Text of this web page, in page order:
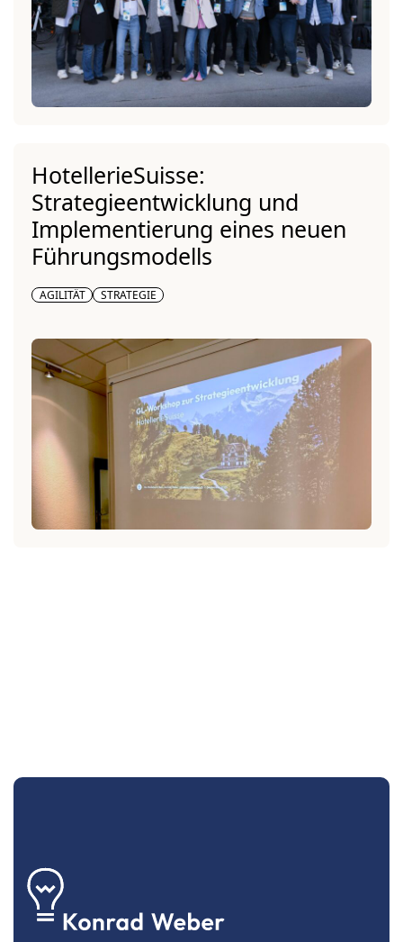
HotellerieSuisse:
Strategieentwicklung und
Implementierung eines neuen
Führungsmodells
AGILITÄT STRATEGIE